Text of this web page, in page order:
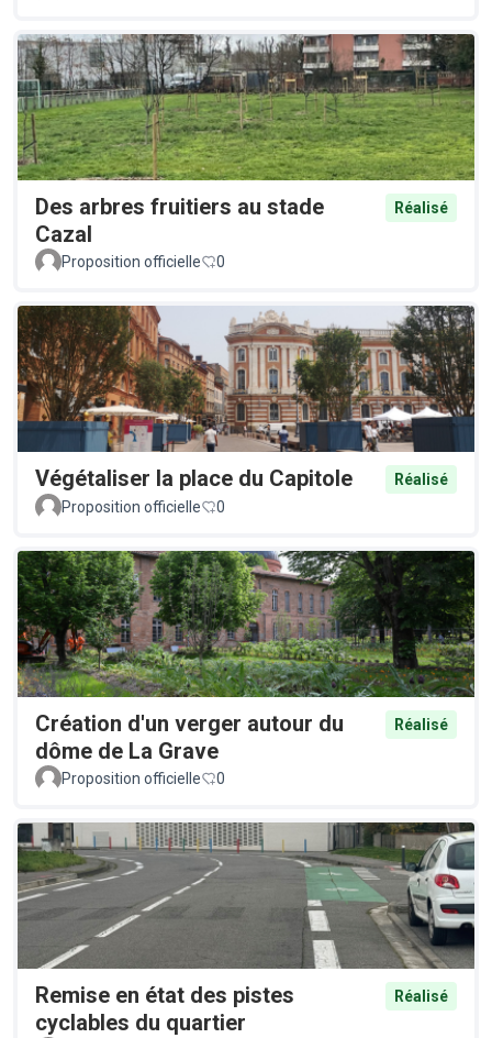
Des arbres fruitiers au stade
Cazal
Réalisé
Proposition officielle 0
Végétaliser la place du Capitole
Réalisé
Proposition officielle
0
Création d'un verger autour du
dôme de La Grave
Réalisé
Proposition officielle 0
Remise en état des pistes
cyclables du quartier
Réalisé